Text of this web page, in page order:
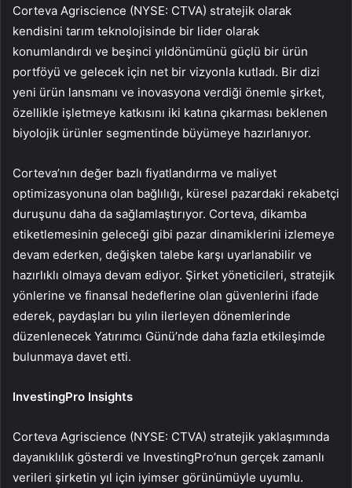
Corteva Agriscience (NYSE: CTVA) stratejik olarak
kendisini tarım teknolojisinde bir lider olarak
konumlandırdı ve beşinci yıldönümünü güçlü bir ürün
portföyü ve gelecek için net bir vizyonla kutladı. Bir dizi
yeni ürün lansmanı ve inovasyona verdiği önemle şirket,
özellikle işletmeye katkısını iki katına çıkarması beklenen
biyolojik ürünler segmentinde büyümeye hazırlanıyor.
Corteva’nın değer bazlı fiyatlandırma ve maliyet
optimizasyonuna olan bağlılığı, küresel pazardaki rekabetçi
duruşunu daha da sağlamlaştırıyor. Corteva, dikamba
etiketlemesinin geleceği gibi pazar dinamiklerini izlemeye
devam ederken, değişken talebe karşı uyarlanabilir ve
hazırlıklı olmaya devam ediyor. Şirket yöneticileri, stratejik
yönlerine ve finansal hedeflerine olan güvenlerini ifade
ederek, paydaşları bu yılın ilerleyen dönemlerinde
düzenlenecek Yatırımcı Günü’nde daha fazla etkileşimde
bulunmaya davet etti.
InvestingPro Insights
Corteva Agriscience (NYSE: CTVA) stratejik yaklaşımında
dayanıklılık gösterdi ve InvestingPro’nun gerçek zamanlı
verileri şirketin yıl için iyimser görünümüyle uyumlu.